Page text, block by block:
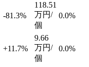
-81.3%
118.51
万円/
個
0.0%
+11.7%
9.66
万円/
個
0.0%